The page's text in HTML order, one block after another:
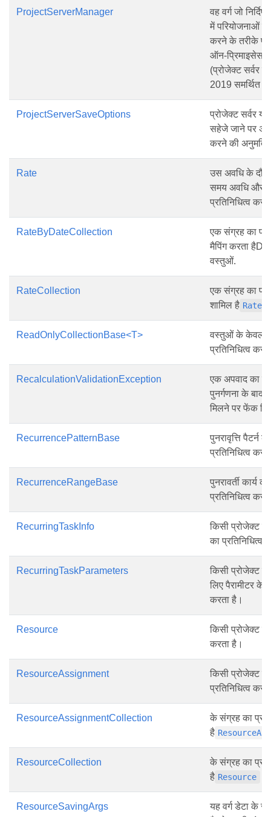
ProjectServerManager
वह वर्ग जो
में परियोजनाओं
करने के तरीके
ऑन-प्रिमाइसेस
(प्रोजेक्ट सर्वर
2019 समर्थित
ProjectServerSaveOptions
प्रोजेक्ट सर्वर
सहेजे जाने पर
करने की अनुमति
Rate
उस अवधि के
समय अवधि और
प्रतिनिधित्व
RateByDateCollection
एक संग्रह का
मैपिंग करता
वस्तुओं.
RateCollection
एक संग्रह का
शामिल है Rate
ReadOnlyCollectionBase<T>
वस्तुओं के केवल-
प्रतिनिधित्व
RecalculationValidationException
एक अपवाद का
पुनर्गणना के बाद
मिलने पर फेंक
RecurrencePatternBase
पुनरावृत्ति पैटर्न
प्रतिनिधित्व
RecurrenceRangeBase
पुनरावर्ती कार्य
प्रतिनिधित्व
RecurringTaskInfo
किसी प्रोजेक्ट में
का प्रतिनिधित्व
RecurringTaskParameters
किसी प्रोजेक्ट में
लिए पैरामीटर के
करता है।
Resource
किसी प्रोजेक्ट में
करता है।
ResourceAssignment
किसी प्रोजेक्ट
प्रतिनिधित्व
ResourceAssignmentCollection
के संग्रह का
है
ResourceCollection
के संग्रह का
है Resource
ResourceSavingArgs
यह वर्ग डेटा के